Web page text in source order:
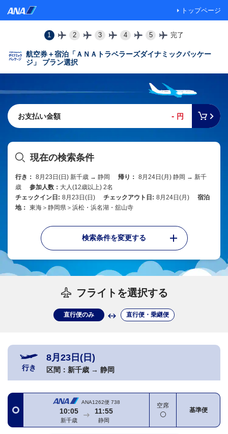
トップページ
1 2 3 4 5 完了
航空券＋宿泊「ＡＮＡトラベラーズダイナミックパッケー
ジ」 プラン選択
お支払い金額 - 円
現在の検索条件
行き： 8月23日(日) 新千歳 → 静岡 帰り： 8月24日(月) 静岡 → 新千
歳
参加人数： 大人(12歳以上) 2名
チェックイン日: 8月23日(日) チェックアウト日: 8月24日(月)
宿泊
地： 東海＞静岡県＞浜松・浜名湖・舘山寺
検索条件を変更する
フライトを選択する
直行便のみ 直行便・乗継便
行き
8月23日(日)
区間： 新千歳 → 静岡
ANA1262便 738
10:05
新千歳
11:55
静岡
空席
基準便